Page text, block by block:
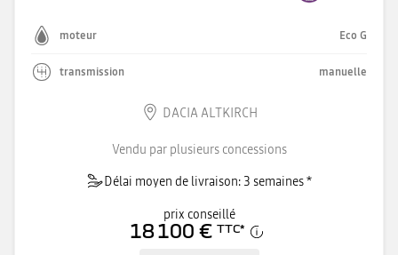
moteur Eco G
transmission manuelle
DACIA ALTKIRCH
Vendu par plusieurs concessions
Délai moyen de livraison: 3 semaines *
prix conseillé
18 100 € TTC*